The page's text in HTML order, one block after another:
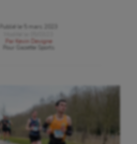
Publié le
5 mars 2023
Par
Kevin Devigne
Gazette Sports